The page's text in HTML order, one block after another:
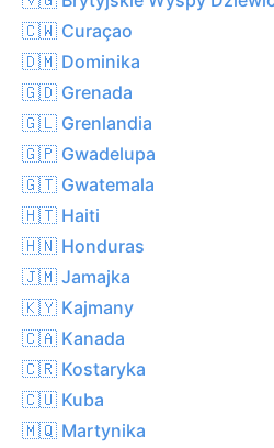
🇨🇼 Curaçao
🇩🇲 Dominika
🇬🇩 Grenada
🇬🇱 Grenlandia
🇬🇵 Gwadelupa
🇬🇹 Gwatemala
🇭🇹 Haiti
🇭🇳 Honduras
🇯🇲 Jamajka
🇰🇾 Kajmany
🇨🇦 Kanada
🇨🇷 Kostaryka
🇨🇺 Kuba
🇲🇶 Martynika